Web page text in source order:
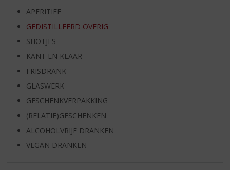
APERITIEF
GEDISTILLEERD OVERIG
SHOTJES
KANT EN KLAAR
FRISDRANK
GLASWERK
GESCHENKVERPAKKING
(RELATIE)GESCHENKEN
ALCOHOLVRIJE DRANKEN
VEGAN DRANKEN